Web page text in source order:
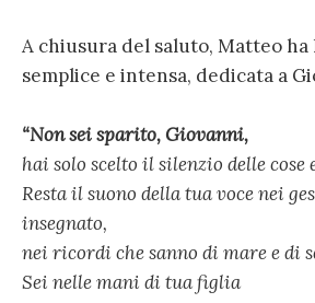
A chiusura del saluto, Matteo
semplice e intensa, dedicata a
“Non sei sparito, Giovanni,
hai solo scelto il silenzio delle cose
Resta il suono della tua voce nei
insegnato,
nei ricordi che sanno di mare e di
Sei nelle mani di tua figlia